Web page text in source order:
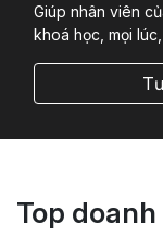
Giúp nhân viên
khoá học, mọi
Top